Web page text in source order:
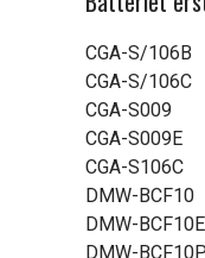
CGA-S/106B
CGA-S/106C
CGA-S009
CGA-S009E
CGA-S106C
DMW-BCF10
DMW-BCF10E
DMW-